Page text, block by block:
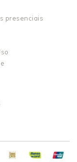
presenciais